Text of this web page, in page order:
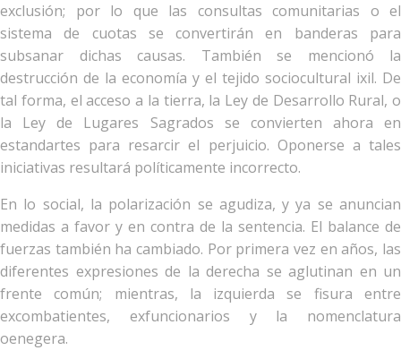
exclusión; por lo que las consultas comunitarias o el
sistema de cuotas se convertirán en banderas para
subsanar dichas causas. También se mencionó la
destrucción de la economía y el tejido sociocultural ixil. De
tal forma, el acceso a la tierra, la Ley de Desarrollo Rural, o
la Ley de Lugares Sagrados se convierten ahora en
estandartes para resarcir el perjuicio. Oponerse a tales
iniciativas resultará políticamente incorrecto.
En lo social, la polarización se agudiza, y ya se anuncian
medidas a favor y en contra de la sentencia. El balance de
fuerzas también ha cambiado. Por primera vez en años, las
diferentes expresiones de la derecha se aglutinan en un
frente común; mientras, la izquierda se fisura entre
excombatientes, exfuncionarios y la nomenclatura
oenegera.